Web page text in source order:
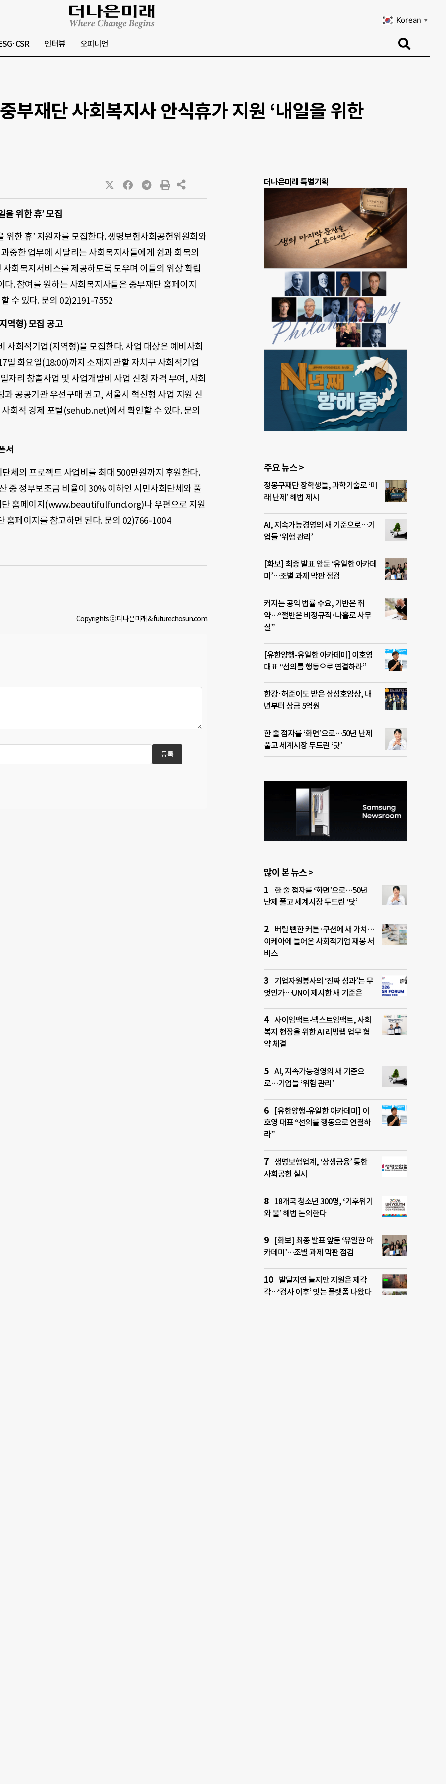
Korean ▼
인터뷰 오피니언
부재단 사회복지사 안식휴가 지원 ‘내일을 위한
위한 휴’ 모집
위한 휴’ 지원자를 모집한다. 생명보험사회공헌위원회와
중한 업무에 시달리는 사회복지사들에게 쉼과 회복의
회복지서비스를 제공하도록 도우며 이들의 위상 확립
. 참여를 원하는 사회복지사들은 중부재단 홈페이지
수 있다. 문의 02)2191-7552
역형) 모집 공고
사회적기업(지역형)을 모집한다. 사업 대상은 예비사회
일 화요일(18:00)까지 소재지 관할 자치구 사회적기업
자리 창출사업 및 사업개발비 사업 신청 자격 부여, 사회
공공기관 우선구매 권고, 서울시 혁신형 사업 지원 신
회적 경제 포털(sehub.net)에서 확인할 수 있다. 문의
서
체의 프로젝트 사업비를 최대 500만원까지 후원한다.
중 정부보조금 비율이 30% 이하인 시민사회단체와 풀
단 홈페이지(www.beautifulfund.org)나 우편으로 지원
홈페이지를 참고하면 된다. 문의 02)766-1004
Copyrights ⓒ 더나은미래 & futurechosun.com
더나은미래 특별기획
주요 뉴스 >
정몽구재단 장학생들, 과학기술로 ‘미
래 난제’ 해법 제시
AI, 지속가능경영의 새 기준으로…기
업들 ‘위험 관리’
[화보] 최종 발표 앞둔 ‘유일한 아카데
미’…조별 과제 막판 점검
커지는 공익 법률 수요, 기반은 취
약…“절반은 비정규직·나홀로 사무
실”
[유한양행-유일한 아카데미] 이호영
대표 “선의를 행동으로 연결하라”
한강·허준이도 받은 삼성호암상, 내
년부터 상금 5억원
한 줄 점자를 ‘화면’으로…50년 난제
풀고 세계시장 두드린 ‘닷’
많이 본 뉴스 >
한 줄 점자를 ‘화면’으로…50년
난제 풀고 세계시장 두드린 ‘닷’
버릴 뻔한 커튼·쿠션에 새 가치…
이케아에 들어온 사회적기업 재봉 서
비스
기업자원봉사의 ‘진짜 성과’는 무
엇인가…UN이 제시한 새 기준은
사이임팩트-넥스트임팩트, 사회
복지 현장을 위한 AI 리빙랩 업무 협
약 체결
AI, 지속가능경영의 새 기준으
로…기업들 ‘위험 관리’
[유한양행-유일한 아카데미] 이
호영 대표 “선의를 행동으로 연결하
라”
생명보험업계, ‘상생금융’ 통한
사회공헌 실시
18개국 청소년 300명, ‘기후위기
와 물’ 해법 논의한다
[화보] 최종 발표 앞둔 ‘유일한 아
카데미’…조별 과제 막판 점검
발달지연 늘지만 지원은 제각
각…‘검사 이후’ 잇는 플랫폼 나왔다